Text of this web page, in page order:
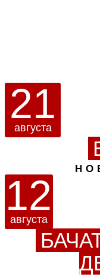
21
августа
12
августа